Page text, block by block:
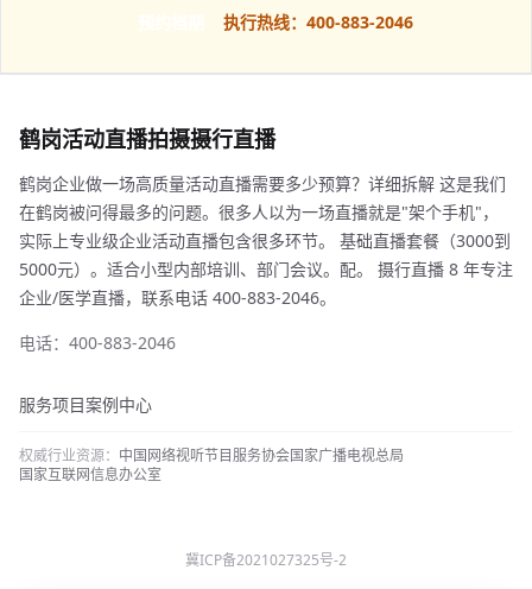
执行热线：400-883-2046
鹤岗活动直播拍摄摄行直播
鹤岗企业做一场高质量活动直播需要多少预算？详细拆解 这是我们
在鹤岗被问得最多的问题。很多人以为一场直播就是"架个手机"，
实际上专业级企业活动直播包含很多环节。 基础直播套餐（3000到
5000元）。适合小型内部培训、部门会议。配。 摄行直播 8 年专注
企业/医学直播，联系电话 400-883-2046。
电话：400-883-2046
服务项目案例中心
权威行业资源： 中国网络视听节目服务协会国家广播电视总局
国家互联网信息办公室
冀ICP备2021027325号-2